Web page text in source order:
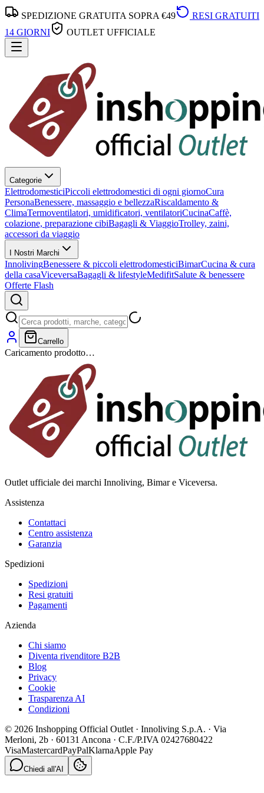
SPEDIZIONE GRATUITA SOPRA €49
RESI GRATUITI
14 GIORNI
OUTLET UFFICIALE
Categorie
ElettrodomesticiPiccoli elettrodomestici di ogni giornoCura
PersonaBenessere, massaggio e bellezzaRiscaldamento &
ClimaTermoventilatori, umidificatori, ventilatoriCucinaCaffè,
colazione, preparazione cibiBagagli & ViaggioTrolley, zaini,
accessori da viaggio
I Nostri Marchi
InnolivingBenessere & piccoli elettrodomesticiBimarCucina & cura
della casaViceversaBagagli & lifestyleMedifitSalute & benessere
Offerte Flash
Carrello
Caricamento prodotto…
Outlet ufficiale dei marchi Innoliving, Bimar e Viceversa.
Assistenza
Contattaci
Centro assistenza
Garanzia
Spedizioni
Spedizioni
Resi gratuiti
Pagamenti
Azienda
Chi siamo
Diventa rivenditore B2B
Blog
Privacy
Cookie
Trasparenza AI
Condizioni
© 2026 Inshopping Official Outlet · Innoliving S.p.A. · Via
Merloni, 2b · 60131 Ancona · C.F./P.IVA 02427680422
VisaMastercardPayPalKlarnaApple Pay
Chiedi all'AI